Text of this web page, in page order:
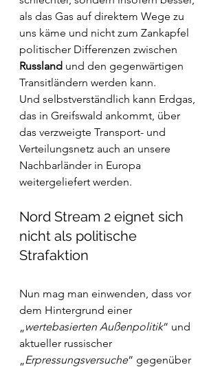
als das Gas auf direktem Wege zu
uns käme und nicht zum Zankapfel
politischer Differenzen zwischen
Russland und den gegenwärtigen
Transitländern werden kann.
Und selbstverständlich kann Erdgas,
das in Greifswald ankommt, über
das verzweigte Transport- und
Verteilungsnetz auch an unsere
Nachbarländer in Europa
weitergeliefert werden.
Nord Stream 2 eignet sich
nicht als politische
Strafaktion
Nun mag man einwenden, dass vor
dem Hintergrund einer
„wertebasierten Außenpolitik“ und
aktueller russischer
„Erpressungsversuche“ gegenüber